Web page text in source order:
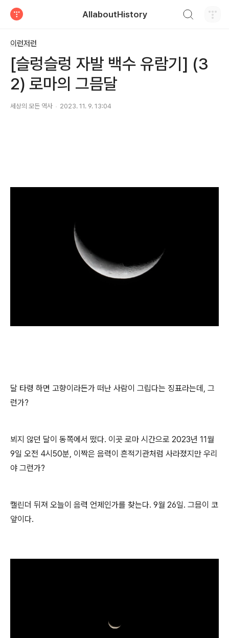
AllaboutHistory
이런저런
[슬렁슬렁 자발 백수 유람기] (3
2) 로마의 그믐달
세상의 모든 역사 2023. 11. 9. 13:04
달 타령 하면 고향이라든가 떠난 사람이 그립다는 징표라는데, 그
런가?
뵈지 않던 달이 동쪽에서 떴다. 이곳 로마 시간으로 2023년 11월
9일 오전 4시50분, 이짝은 음력이 흔적기관처럼 사라졌지만 우리
야 그런가?
캘린더 뒤져 오늘이 음력 언제인가를 찾는다. 9월 26일. 그믐이 코
앞이다.